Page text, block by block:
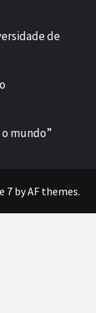
de
mundo”
7by AF themes.